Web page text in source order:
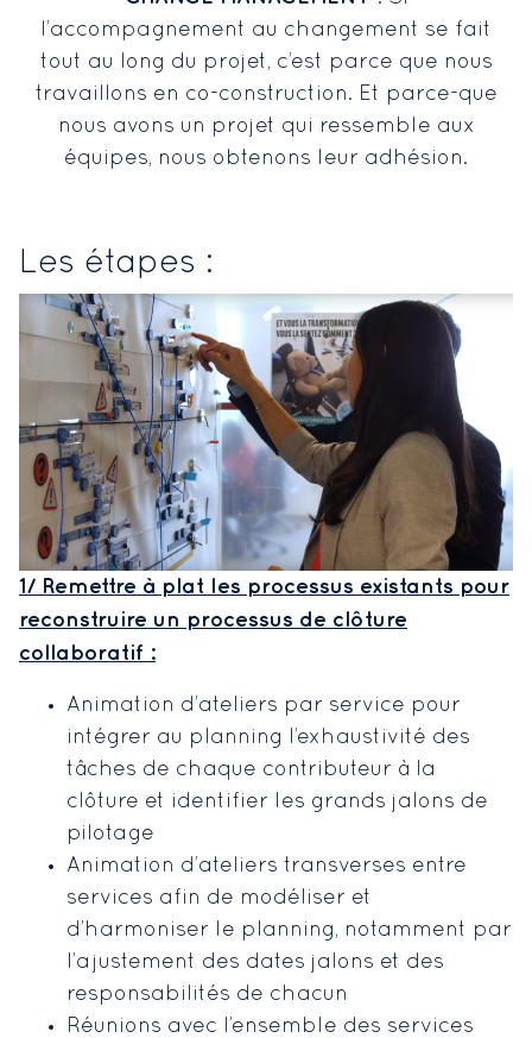
l’accompagnement au changement se fait
tout au long du projet, c’est parce que nous
travaillons en co-construction. Et parce-que
nous avons un projet qui ressemble aux
équipes, nous obtenons leur adhésion.
Les étapes :
1/ Remettre à plat les processus existants pour
reconstruire un processus de clôture
collaboratif :
Animation d’ateliers par service pour
intégrer au planning l’exhaustivité des
tâches de chaque contributeur à la
clôture et identifier les grands jalons de
pilotage
Animation d’ateliers transverses entre
services afin de modéliser et
d’harmoniser le planning, notamment par
l’ajustement des dates jalons et des
responsabilités de chacun
Réunions avec l’ensemble des services